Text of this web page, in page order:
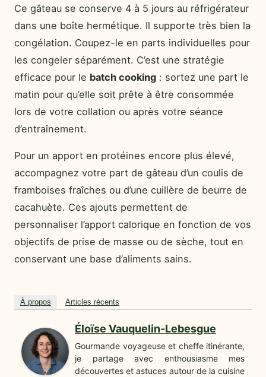
Ce gâteau se conserve 4 à 5 jours au réfrigérateur
dans une boîte hermétique. Il supporte très bien la
congélation. Coupez-le en parts individuelles pour
les congeler séparément. C’est une stratégie
efficace pour le batch cooking : sortez une part le
matin pour qu’elle soit prête à être consommée
lors de votre collation ou après votre séance
d’entraînement.
Pour un apport en protéines encore plus élevé,
accompagnez votre part de gâteau d’un coulis de
framboises fraîches ou d’une cuillère de beurre de
cacahuète. Ces ajouts permettent de
personnaliser l’apport calorique en fonction de vos
objectifs de prise de masse ou de sèche, tout en
conservant une base d’aliments sains.
À propos Articles récents
Éloïse Vauquelin-Lebesgue
Gourmande voyageuse et cheffe itinérante,
je partage avec enthousiasme mes
découvertes et astuces autour de la cuisine